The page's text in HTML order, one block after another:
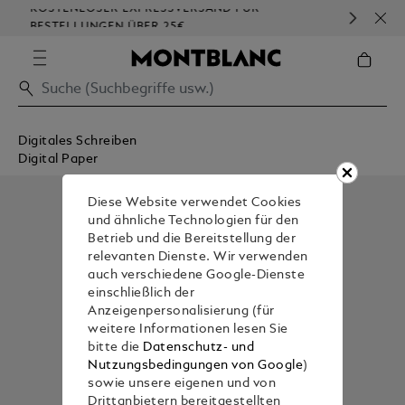
KOSTENLOSER EXPRESSVERSAND FÜR
BESTELLUNGEN ÜBER 25€
Digitales Schreiben
Digital Paper
Diese Website verwendet Cookies
und ähnliche Technologien für den
Betrieb und die Bereitstellung der
relevanten Dienste. Wir verwenden
auch verschiedene Google-Dienste
einschließlich der
Anzeigenpersonalisierung (für
weitere Informationen lesen Sie
bitte die Datenschutz- und
Nutzungsbedingungen von Google)
sowie unsere eigenen und von
Drittanbietern bereitgestellten